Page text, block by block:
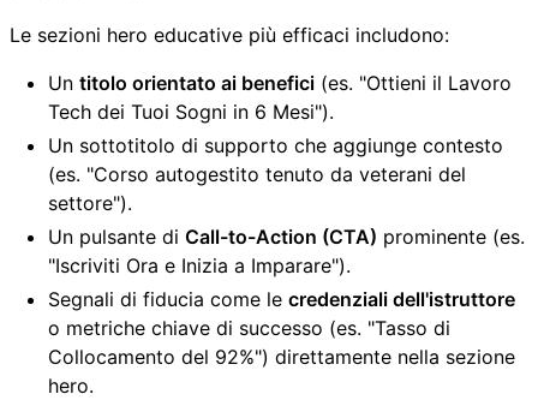
Le sezioni hero educative più efficaci includono:
Un titolo orientato ai benefici (es. "Ottieni il Lavoro
Tech dei Tuoi Sogni in 6 Mesi").
Un sottotitolo di supporto che aggiunge contesto
(es. "Corso autogestito tenuto da veterani del
settore").
Un pulsante di Call-to-Action (CTA) prominente (es.
"Iscriviti Ora e Inizia a Imparare").
Segnali di fiducia come le credenziali dell'istruttore
o metriche chiave di successo (es. "Tasso di
Collocamento del 92%") direttamente nella sezione
hero.